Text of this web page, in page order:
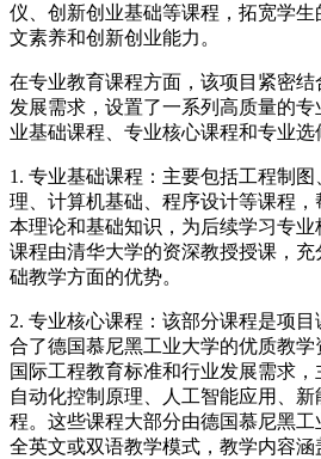
仪、创新创业基础等课程，拓宽学生
文素养和创新创业能力。
在专业教育课程方面，该项目紧密
发展需求，设置了一系列高质量的
业基础课程、专业核心课程和专业选
1. 专业基础课程：主要包括工程制
理、计算机基础、程序设计等课程
本理论和基础知识，为后续学习专
课程由清华大学的资深教授授课，
础教学方面的优势。
2. 专业核心课程：该部分课程是项
合了德国慕尼黑工业大学的优质教
国际工程教育标准和行业发展需求，
自动化控制原理、人工智能应用、
程。这些课程大部分由德国慕尼黑工
全英文或双语教学模式，教学内容